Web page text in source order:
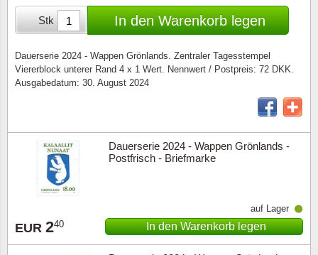
Stk In den Warenkorb legen
Dauerserie 2024 - Wappen Grönlands. Zentraler Tagesstempel
Viererblock unterer Rand 4 x 1 Wert. Nennwert / Postpreis: 72 DKK.
Ausgabedatum: 30. August 2024
Dauerserie 2024 - Wappen Grönlands -
Postfrisch - Briefmarke
EUR 240
auf Lager
In den Warenkorb legen
Sonderumschläge
Sondermappen
Andere Sammlerstücke
Lupen, Lampen etc.
Anderes Zubehör